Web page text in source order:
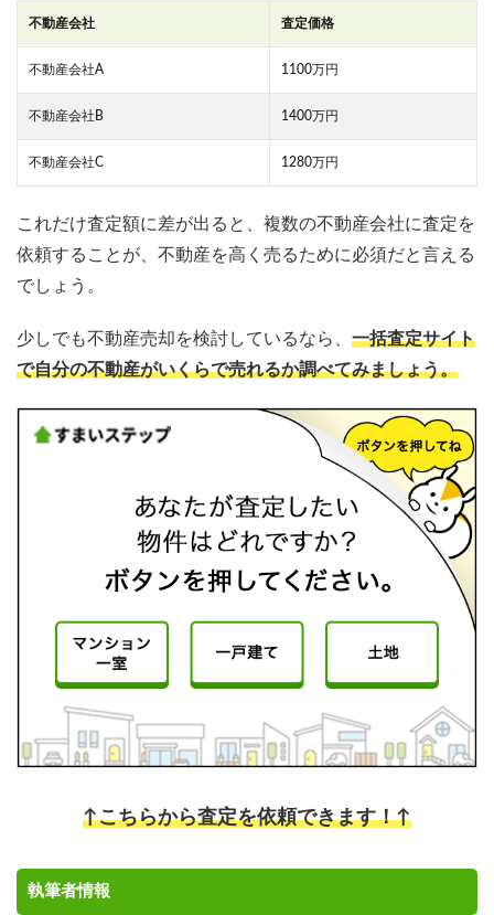
不動産会社 査定価格
不動産会社A 1100万円
不動産会社B 1400万円
不動産会社C 1280万円
これだけ査定額に差が出ると、複数の不動産会社に査定を
依頼することが、不動産を高く売るために必須だと言える
でしょう。
少しでも不動産売却を検討しているなら、 一括査定サイト
で自分の不動産がいくらで売れるか調べてみましょう。
↑こちらから査定を依頼できます！↑
執筆者情報